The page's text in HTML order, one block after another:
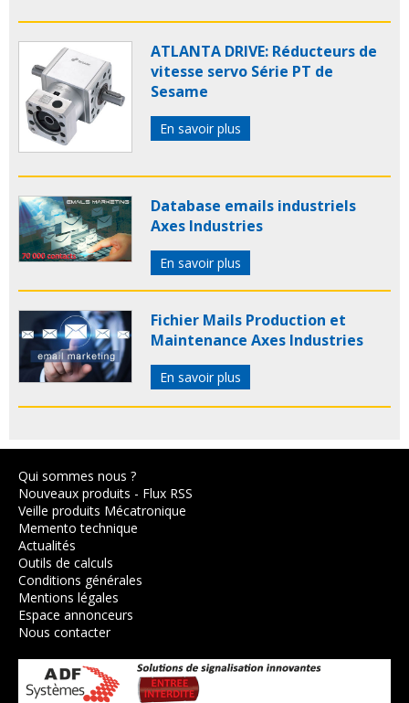
ATLANTA DRIVE: Réducteurs de
vitesse servo Série PT de
Sesame
En savoir plus
Database emails industriels
Axes Industries
En savoir plus
Fichier Mails Production et
Maintenance Axes Industries
En savoir plus
Qui sommes nous ?
Nouveaux produits - Flux RSS
Veille produits Mécatronique
Memento technique
Actualités
Outils de calculs
Conditions générales
Mentions légales
Espace annonceurs
Nous contacter